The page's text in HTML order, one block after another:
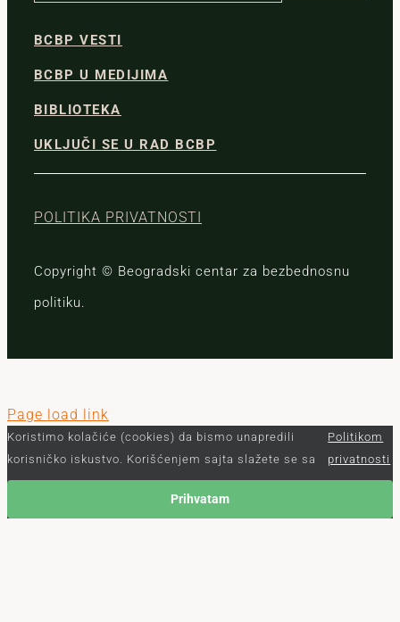
BCBP VESTI
BCBP U MEDIJIMA
BIBLIOTEKA
UKLJUČI SE U RAD BCBP
POLITIKA PRIVATNOSTI
Copyright © Beogradski centar za bezbednosnu
politiku.
Page load link
Koristimo kolačiće (cookies) da bismo unapredili
korisničko iskustvo. Korišćenjem sajta slažete se sa
Politikom
privatnosti
Prihvatam